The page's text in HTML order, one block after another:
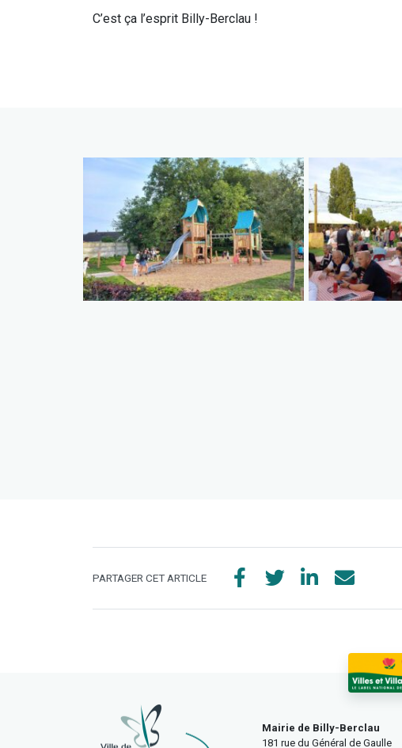
C’est ça l’esprit Billy-Berclau !
PARTAGER CET ARTICLE
Mairie de Billy-Berclau
181 rue du Général de Gaulle